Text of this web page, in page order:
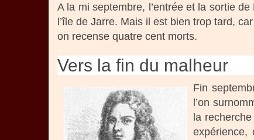
A la mi septembre, l’entrée et la sortie
l’île de Jarre. Mais il est bien trop tard,
on recense quatre cent morts.
Vers la fin du malheur
Fin
l’on
la
expérience,